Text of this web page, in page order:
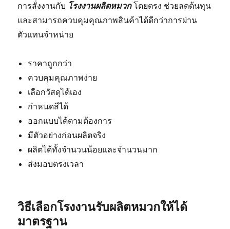
การสั่งงานกับ โรงงานผลิตหมวกโดยตรง ช่วยลดต้นทุน
และสามารถควบคุมคุณภาพสินค้าได้ดีกว่าการผ่าน
ตัวแทนจำหน่าย
ราคาถูกกว่า
ควบคุมคุณภาพง่าย
เลือกวัสดุได้เอง
กำหนดสีได้
ออกแบบได้ตามต้องการ
มีตัวอย่างก่อนผลิตจริง
ผลิตได้ทั้งจำนวนน้อยและจำนวนมาก
ส่งมอบตรงเวลา
วิธีเลือกโรงงานรับผลิตหมวกให้ได้
มาตรฐาน